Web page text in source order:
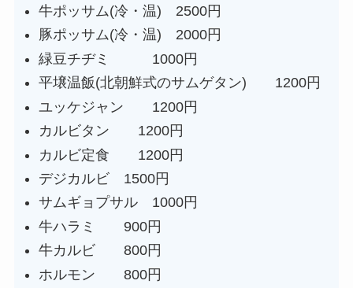
牛ポッサム(冷・温) 2500円
豚ポッサム(冷・温) 2000円
緑豆チヂミ 1000円
平壌温飯(北朝鮮式のサムゲタン) 1200円
ユッケジャン 1200円
カルビタン 1200円
カルビ定食 1200円
デジカルビ 1500円
サムギョプサル 1000円
牛ハラミ 900円
牛カルビ 800円
ホルモン 800円